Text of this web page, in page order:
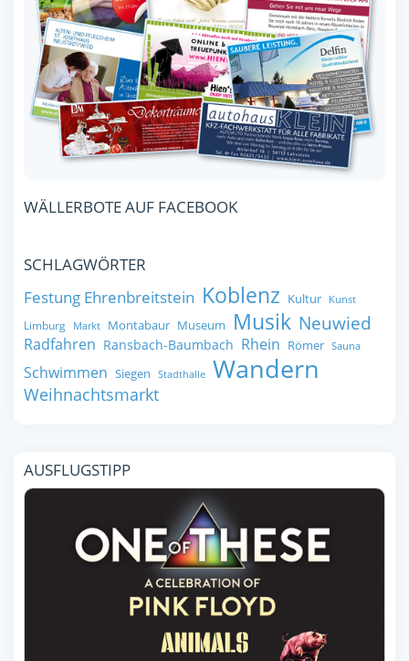
WÄLLERBOTE AUF FACEBOOK
SCHLAGWÖRTER
Festung Ehrenbreitstein Koblenz Kultur Kunst
Limburg Markt Montabaur Museum Musik Neuwied
Radfahren Ransbach-Baumbach Rhein Römer Sauna
Schwimmen Siegen Stadthalle Wandern
Weihnachtsmarkt
AUSFLUGSTIPP